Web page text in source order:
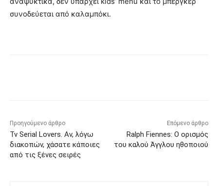
συνοδεύεται από καλαμπόκι.
Προηγούμενο άρθρο
Tv Serial Lovers. Αν, λόγω
διακοπών, χάσατε κάποιες
από τις ξένες σειρές
Επόμενο άρθρο
Ralph Fiennes: Ο ορισμός
του καλού Άγγλου ηθοποιού